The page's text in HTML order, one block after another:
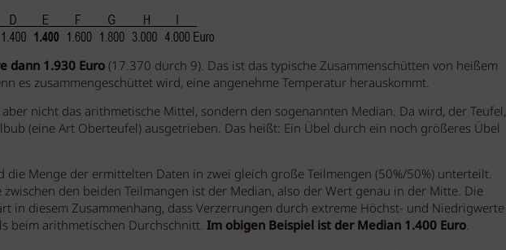
dann 1.930 Euro(17.370 durch 9). Das ist das typische Zusammenschütten von heißem
es zusammengeschüttet wird, eine angenehme Temperatur herauskommt.
nicht das arithmetische Mittel, sondern den sogenannten Median. Da wird, der Teufel,
(eine Art Oberteufel) ausgetrieben. Das heißt: Ein Übel durch ein noch größeres Übel
die Menge der ermittelten Daten in zwei gleich große Teilmengen (50%/50%) unterteilt.
den beiden Teilmangen ist der Median, also der Wert genau in der Mitte. Die
in diesem Zusammenhang, dass Verzerrungen durch extreme Höchst- und Niedrigwerte
beim arithmetischen Durchschnitt. Im obigen Beispiel ist der Median 1.400 Euro.